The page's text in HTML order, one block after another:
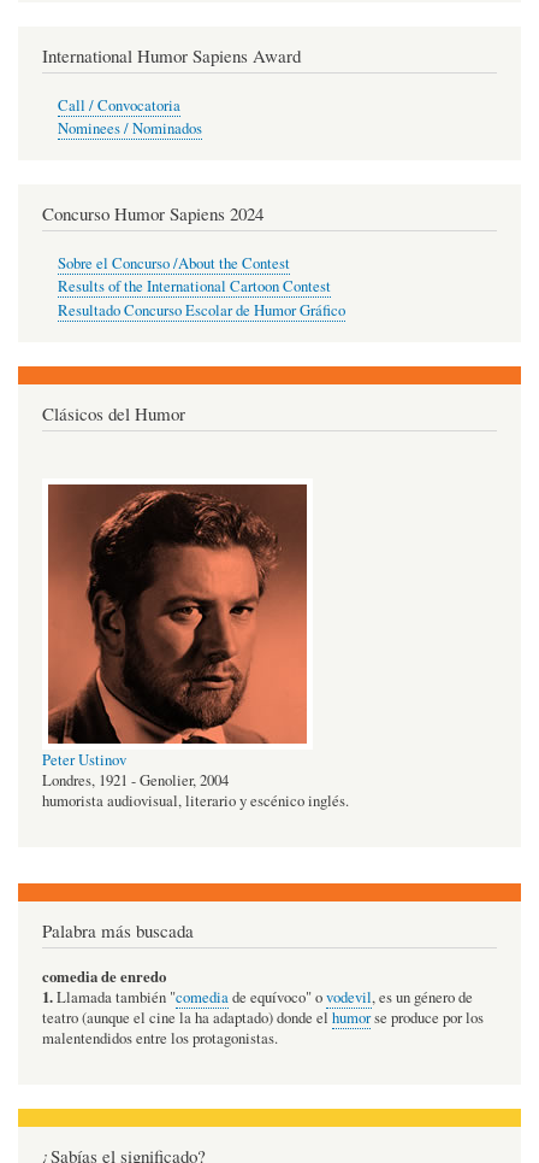
International Humor Sapiens Award
Call / Convocatoria
Nominees / Nominados
Concurso Humor Sapiens 2024
Sobre el Concurso /About the Contest
Results of the International Cartoon Contest
Resultado Concurso Escolar de Humor Gráfico
Clásicos del Humor
Peter Ustinov
Londres, 1921 - Genolier, 2004
humorista audiovisual, literario y escénico inglés.
Palabra más buscada
comedia de enredo
1.Llamada también "comediade equívoco" ovodevil, es un género de
teatro (aunque el cine la ha adaptado) donde el humorse produce por los
malentendidos entre los protagonistas.
¿Sabías el significado?